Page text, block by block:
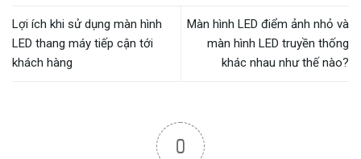
Lợi ích khi sử dụng màn hình
LED thang máy tiếp cận tới
khách hàng
Màn hình LED điểm ảnh nhỏ và
màn hình LED truyền thống
khác nhau như thế nào?
0